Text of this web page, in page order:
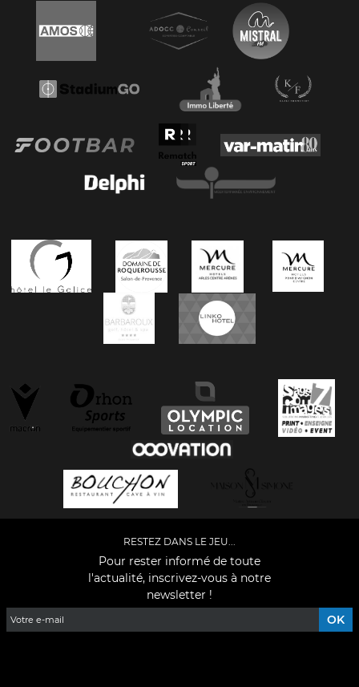
RESTEZ DANS LE JEU...
Pour rester informé de toute
l'actualité, inscrivez-vous à notre
newsletter !